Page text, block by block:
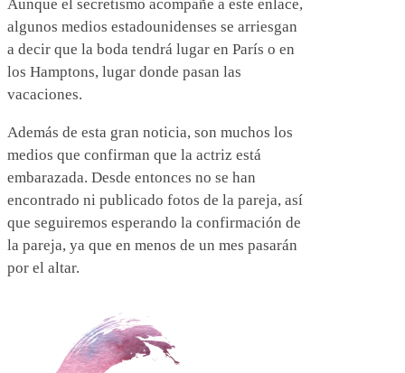
Aunque el secretismo acompañe a este enlace,
algunos medios estadounidenses se arriesgan
a decir que la boda tendrá lugar en París o en
los Hamptons, lugar donde pasan las
vacaciones.
Además de esta gran noticia, son muchos los
medios que confirman que la actriz está
embarazada. Desde entonces no se han
encontrado ni publicado fotos de la pareja, así
que seguiremos esperando la confirmación de
la pareja, ya que en menos de un mes pasarán
por el altar.